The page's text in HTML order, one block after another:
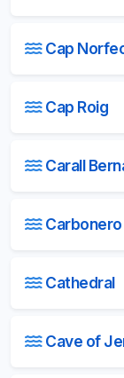
Cap
Cap Roig
Carall
Carbonero
Cathedral
Cave of